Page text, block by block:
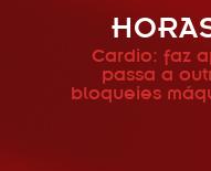
Cardio: faz
passa a
bloqueies